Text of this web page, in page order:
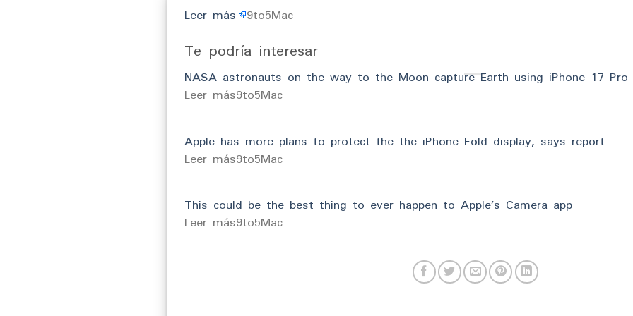
Leer más 9to5Mac
Te podría interesar
NASA astronauts on the way to the Moon capture Earth using iPhone 17 Pro
​Leer más9to5Mac
Apple has more plans to protect the the iPhone Fold display, says report
​Leer más9to5Mac
This could be the best thing to ever happen to Apple’s Camera app
​Leer más9to5Mac